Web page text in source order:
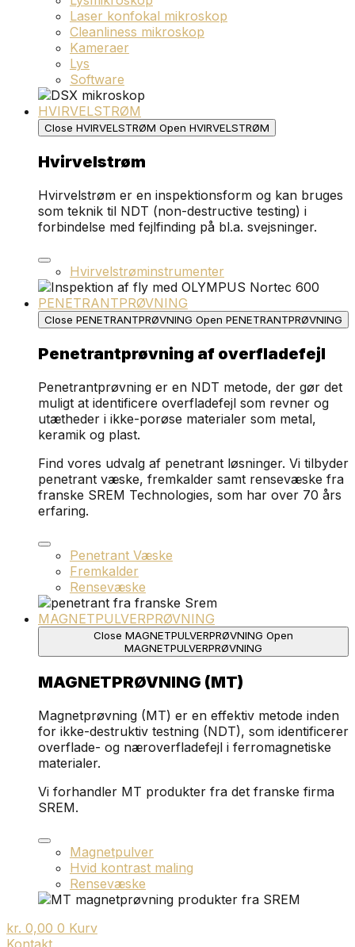
Laser konfokal mikroskop
Cleanliness mikroskop
Kameraer
Lys
Software
HVIRVELSTRØM
Close HVIRVELSTRØM Open HVIRVELSTRØM
Hvirvelstrøm
Hvirvelstrøm er en inspektionsform og kan bruges
som teknik til NDT (non-destructive testing) i
forbindelse med fejlfinding på bl.a. svejsninger.
Hvirvelstrøminstrumenter
PENETRANTPRØVNING
Close PENETRANTPRØVNING Open PENETRANTPRØVNING
Penetrantprøvning af overfladefejl
Penetrantprøvning er en NDT metode, der gør det
muligt at identificere overfladefejl som revner og
utætheder i ikke-porøse materialer som metal,
keramik og plast.
Find vores udvalg af penetrant løsninger. Vi tilbyder
penetrant væske, fremkalder samt rensevæske fra
franske SREM Technologies, som har over 70 års
erfaring.
Penetrant Væske
Fremkalder
Rensevæske
MAGNETPULVERPRØVNING
Close MAGNETPULVERPRØVNING Open
MAGNETPULVERPRØVNING
MAGNETPRØVNING (MT)
Magnetprøvning (MT) er en effektiv metode inden
for ikke-destruktiv testning (NDT), som identificerer
overflade- og næroverfladefejl i ferromagnetiske
materialer.
Vi forhandler MT produkter fra det franske firma
SREM.
Magnetpulver
Hvid kontrast maling
Rensevæske
kr. 0,00 0 Kurv
Kontakt